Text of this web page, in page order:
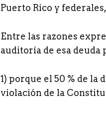
Puerto Rico y
Entre las razones
auditoría de esa deuda
1) porque el 50 % de
violación de la